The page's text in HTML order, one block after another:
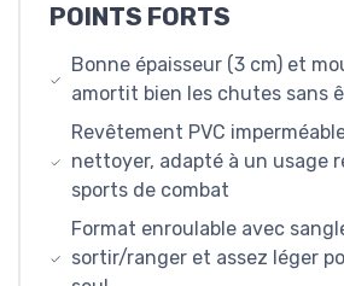
POINTS FORTS
Bonne épaisseur (3 cm) et
amortit bien les chutes sans
Revêtement PVC
nettoyer, adapté à un usage
sports de combat
Format enroulable avec
sortir/ranger et assez léger